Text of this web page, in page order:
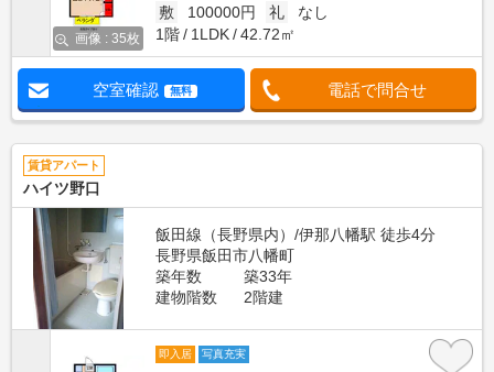
画像 : 35枚
敷
100000円 礼
なし
1階
1LDK 42.72㎡
空室確認 無料 電話で問合せ
賃貸アパート
ハイツ野口
飯田線（長野県内）/伊那八幡駅 徒歩4分
長野県飯田市八幡町
築年数
築33年
建物階数
2階建
即入居 写真充実